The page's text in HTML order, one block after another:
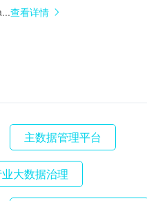
查看详情
主数据管理平台
大数据治理